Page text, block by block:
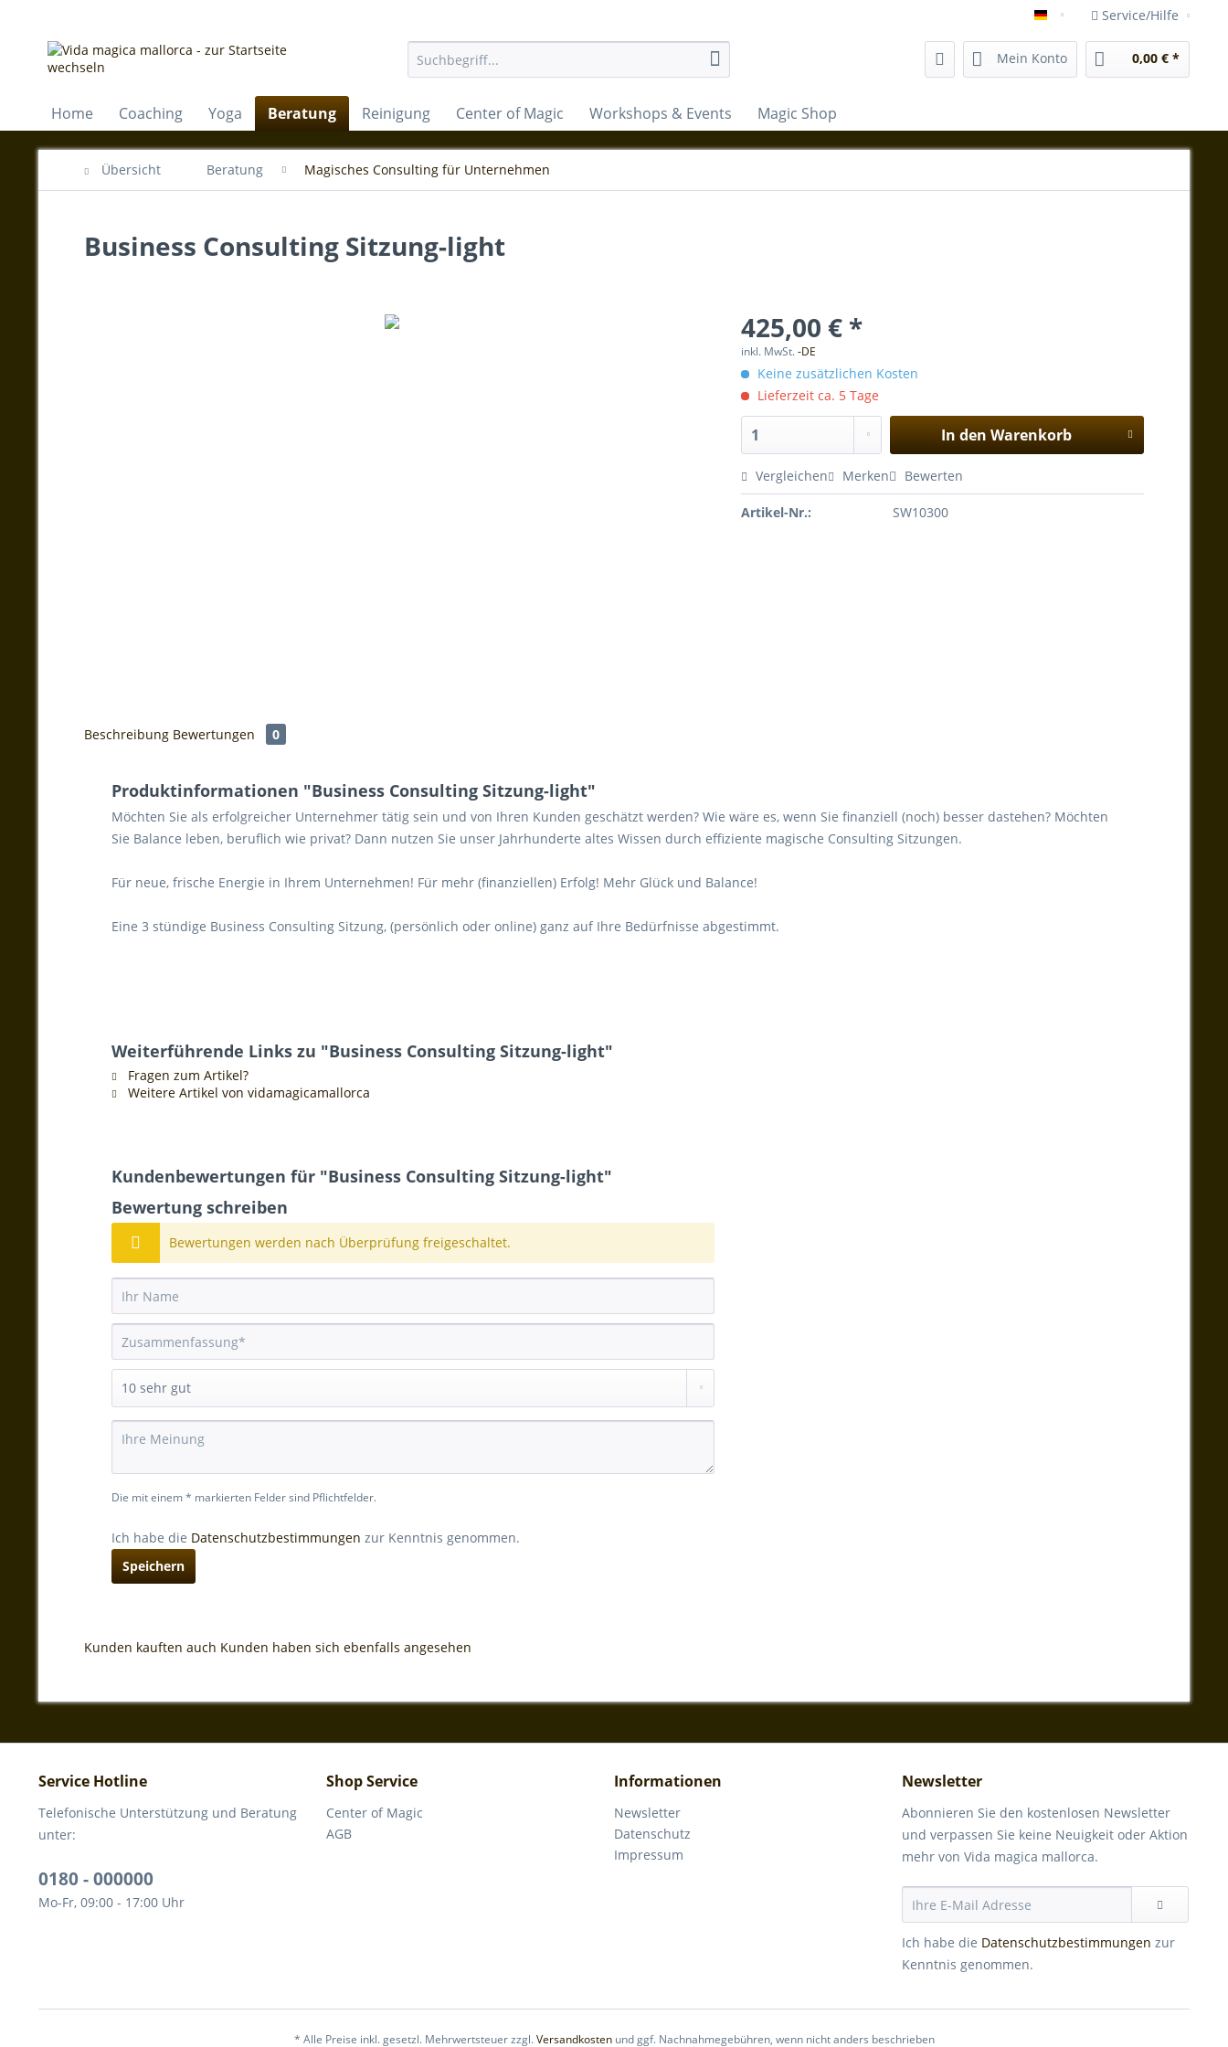
shop.vida-magica-
Service/Hilfe
Mein Konto 0,00 € *
Home Coaching Yoga Beratung Reinigung Center of Magic Workshops & Events Magic Shop
Übersicht Beratung Magisches Consulting für Unternehmen
Business Consulting Sitzung-light
425,00 € *
inkl. MwSt.-DE
Keine zusätzlichen Kosten
Lieferzeit ca. 5 Tage
In den Warenkorb
Vergleichen Merken Bewerten
Artikel-Nr.: SW10300
Beschreibung Bewertungen 0
Produktinformationen "Business Consulting Sitzung-light"
Möchten Sie als erfolgreicher Unternehmer tätig sein und von Ihren Kunden geschätzt werden? Wie wäre es, wenn Sie finanziell (noch) besser dastehen? Möchten
Sie Balance leben, beruflich wie privat? Dann nutzen Sie unser Jahrhunderte altes Wissen durch effiziente magische Consulting Sitzungen.
Für neue, frische Energie in Ihrem Unternehmen! Für mehr (finanziellen) Erfolg! Mehr Glück und Balance!
Eine 3 stündige Business Consulting Sitzung, (persönlich oder online) ganz auf Ihre Bedürfnisse abgestimmt.
Weiterführende Links zu "Business Consulting Sitzung-light"
Fragen zum Artikel?
Weitere Artikel von vidamagicamallorca
Kundenbewertungen für "Business Consulting Sitzung-light"
Bewertung schreiben
Bewertungen werden nach Überprüfung freigeschaltet.
Die mit einem * markierten Felder sind Pflichtfelder.
Ich habe die Datenschutzbestimmungen zur Kenntnis genommen.
Speichern
Kunden kauften auch Kunden haben sich ebenfalls angesehen
Service Hotline
Telefonische Unterstützung und Beratung
unter:
0180 - 000000
Mo-Fr, 09:00 - 17:00 Uhr
Shop Service
Center of Magic
AGB
Informationen
Newsletter
Datenschutz
Impressum
Newsletter
Abonnieren Sie den kostenlosen Newsletter
und verpassen Sie keine Neuigkeit oder Aktion
mehr von Vida magica mallorca.
Ich habe die Datenschutzbestimmungen zur
Kenntnis genommen.
* Alle Preise inkl. gesetzl. Mehrwertsteuer zzgl.Versandkostenund ggf. Nachnahmegebühren, wenn nicht anders beschrieben